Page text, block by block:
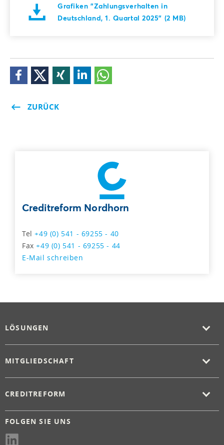
Grafiken "Zahlungsverhalten in
Deutschland, 1. Quartal 2025" (2 MB)
ZURÜCK
Creditreform Nordhorn
Tel+49 (0) 541 - 69255 - 40
Fax+49 (0) 541 - 69255 - 44
E-Mail schreiben
LÖSUNGEN
MITGLIEDSCHAFT
CREDITREFORM
FOLGEN SIE UNS